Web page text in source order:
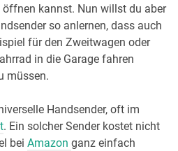
öffnen kannst. Nun willst du aber
so anlernen, dass auch
für den Zweitwagen oder
in die Garage fahren
müssen.
Handsender, oft im
. Ein solcher Sender kostet nicht
bei Amazon ganz einfach